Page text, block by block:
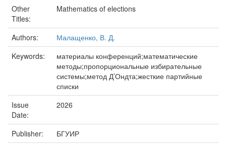
Other
Titles:
Mathematics of elections
Authors:
Малащенко, В. Д.
Keywords:
материалы конференций;математические
методы;пропорциональные избирательные
системы;метод Д’Ондта;жесткие партийные
списки
Issue
Date:
2026
Publisher:
БГУИР